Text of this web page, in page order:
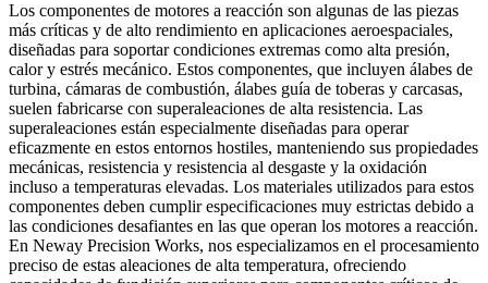
Los componentes de motores a reacción son algunas de las piezas
más críticas y de alto rendimiento en aplicaciones aeroespaciales,
diseñadas para soportar condiciones extremas como alta presión,
calor y estrés mecánico. Estos componentes, que incluyen álabes de
turbina, cámaras de combustión, álabes guía de toberas y carcasas,
suelen fabricarse con superaleaciones de alta resistencia. Las
superaleaciones están especialmente diseñadas para operar
eficazmente en estos entornos hostiles, manteniendo sus propiedades
mecánicas, resistencia y resistencia al desgaste y la oxidación
incluso a temperaturas elevadas. Los materiales utilizados para estos
componentes deben cumplir especificaciones muy estrictas debido a
las condiciones desafiantes en las que operan los motores a reacción.
En Neway Precision Works, nos especializamos en el procesamiento
preciso de estas aleaciones de alta temperatura, ofreciendo